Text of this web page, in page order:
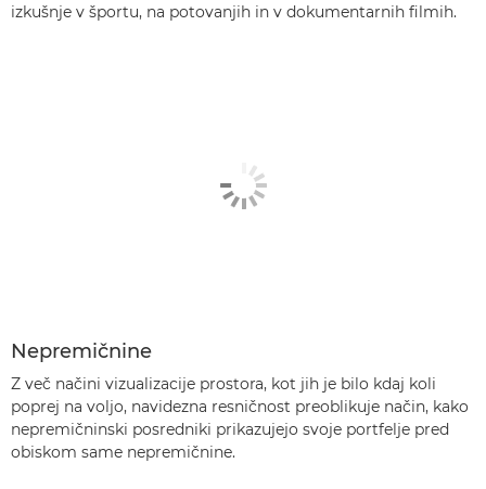
izkušnje v športu, na potovanjih in v dokumentarnih filmih.
Nepremičnine
Z več načini vizualizacije prostora, kot jih je bilo kdaj koli
poprej na voljo, navidezna resničnost preoblikuje način, kako
nepremičninski posredniki prikazujejo svoje portfelje pred
obiskom same nepremičnine.